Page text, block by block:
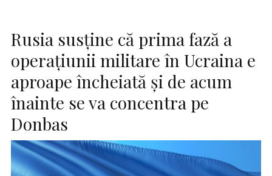
Rusia susţine că prima fază a
operaţiunii militare în Ucraina e
aproape încheiată şi de acum
înainte se va concentra pe
Donbas